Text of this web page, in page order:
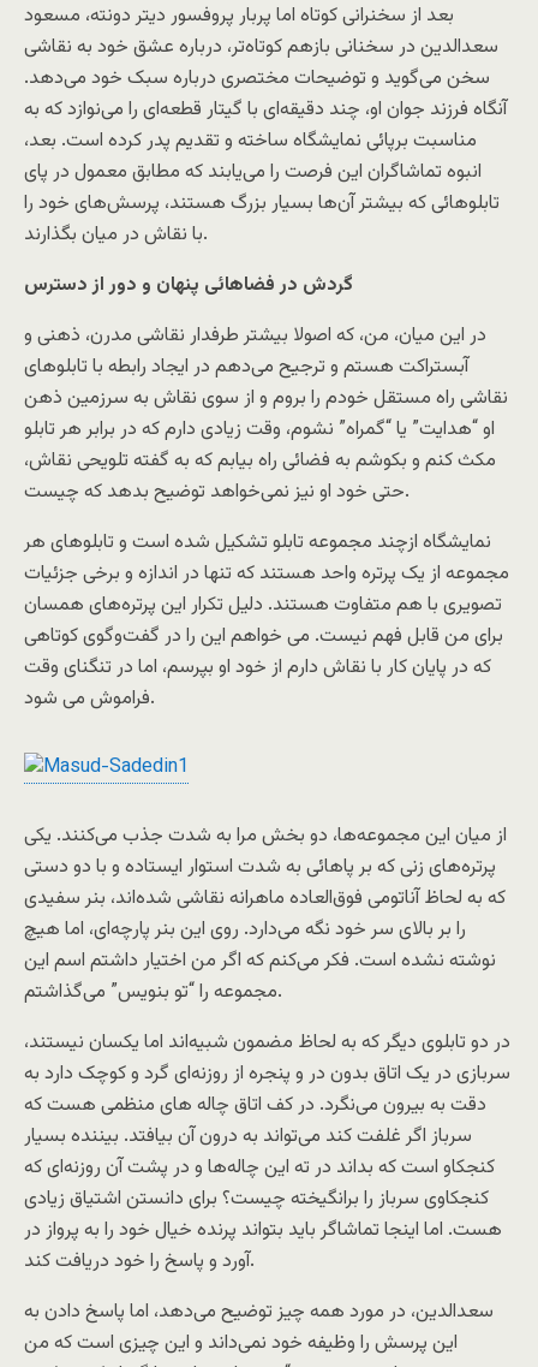
بعد از سخنرانی کوتاه اما پربار پروفسور ديتر دونته، مسعود
سعدالدين در سخنانی بازهم کوتاه‌تر، درباره عشق خود به نقاشی
سخن می‌گويد و توضيحات مختصری درباره سبک خود می‌دهد.
آنگاه فرزند جوان او، چند دقيقه‌ای با گيتار قطعه‌ای را می‌نوازد که به
مناسبت برپائی نمايشگاه ساخته و تقديم پدر کرده است. بعد،
انبوه تماشاگران اين فرصت را می‌يابند که مطابق معمول در پای
تابلوهائی که بيشتر آن‌ها بسيار بزرگ هستند، پرسش‌های خود را
با نقاش در ميان بگذارند.
گردش در فضاهائی پنهان و دور از دسترس
در اين ميان، من، که اصولا بيشتر طرفدار نقاشی مدرن، ذهنی و
آبستراکت هستم و ترجيح می‌دهم در ايجاد رابطه با تابلوهای
نقاشی راه مستقل خودم را بروم و از سوی نقاش به سرزمين ذهن
او “هدايت” يا “گمراه” نشوم، وقت زيادی دارم که در برابر هر تابلو
مکث کنم و بکوشم به فضائی راه بيابم که به گفته تلويحی نقاش،
حتی خود او نيز نمی‌خواهد توضيح بدهد که چيست.
نمايشگاه ازچند مجموعه تابلو تشکيل شده است و تابلوهای هر
مجموعه از يک پرتره واحد هستند که تنها در اندازه و برخی جزئيات
تصويری با هم متفاوت هستند. دليل تکرار اين پرتره‌های همسان
برای من قابل فهم نيست. می خواهم اين را در گفت‌وگوی کوتاهی
که در پايان کار با نقاش دارم از خود او بپرسم، اما در تنگنای وقت
فراموش می شود.
از ميان اين مجموعه‌ها، دو بخش مرا به شدت جذب می‌کنند. يکی
پرتره‌های زنی که بر پاهائی به شدت استوار ايستاده و با دو دستی
که به لحاظ آناتومی فوق‌العاده ماهرانه نقاشی شده‌اند، بنر سفيدی
را بر بالای سر خود نگه می‌دارد. روی اين بنر پارچه‌ای، اما هيچ
نوشته نشده است. فکر می‌کنم که اگر من اختيار داشتم اسم اين
مجموعه را “تو بنويس” می‌گذاشتم.
در دو تابلوی ديگر که به لحاظ مضمون شبيه‌اند اما يکسان نيستند،
سربازی در يک اتاق بدون در و پنجره از روزنه‌ای گرد و کوچک دارد به
دقت به بيرون می‌نگرد. در کف اتاق چاله های منظمی هست که
سرباز اگر غلفت کند می‌تواند به درون آن بيافتد. بيننده بسيار
کنجکاو است که بداند در ته اين چاله‌ها و در پشت آن روزنه‌ای که
کنجکاوی سرباز را برانگيخته چيست؟ برای دانستن اشتياق زيادی
هست. اما اينجا تماشاگر بايد بتواند پرنده خيال خود را به پرواز در
آورد و پاسخ را خود دريافت کند.
سعدالدين، در مورد همه چيز توضيح می‌دهد، اما پاسخ دادن به
اين پرسش را وظيفه خود نمی‌داند و اين چيزی است که من